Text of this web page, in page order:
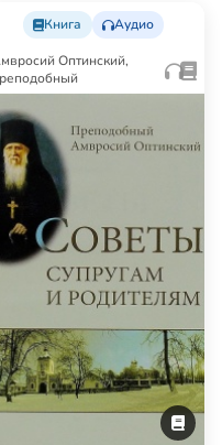
Книга Аудио
Оптинский,